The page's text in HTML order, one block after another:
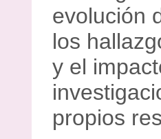
evolución
los
y el
propios